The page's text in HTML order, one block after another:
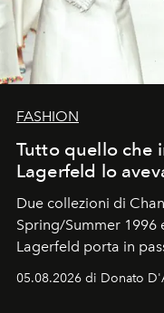
FASHION
Tutto quello che
Lagerfeld lo
Due collezioni di
Spring/Summer 1996
Lagerfeld porta in
Kate, Claudia e
05.08.2026 di Donato